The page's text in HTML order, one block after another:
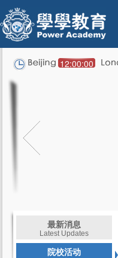
12:00:00
最新消息
Latest Updates
院校活动